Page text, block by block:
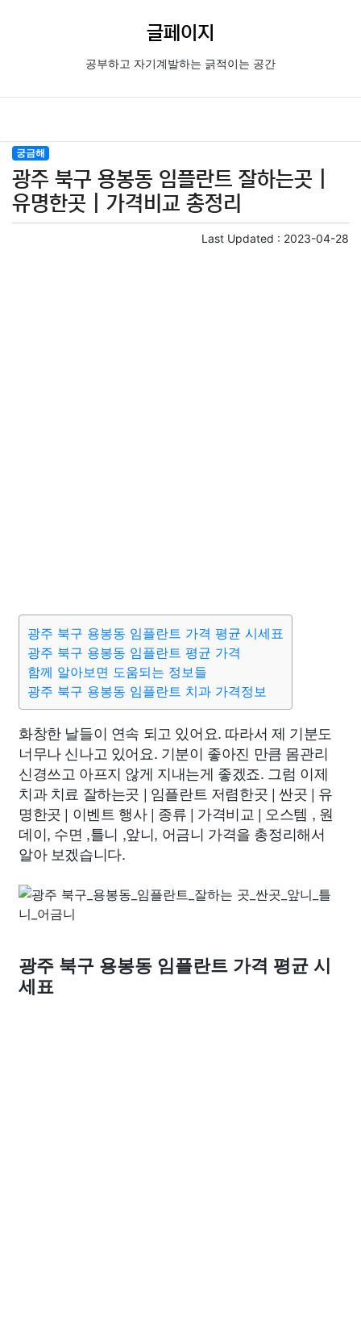
글페이지
공부하고 자기계발하는 긁적이는 공간
궁금해
광주 북구 용봉동 임플란트 잘하는곳 |
유명한곳 | 가격비교 총정리
Last Updated : 2023-04-28
광주 북구 용봉동 임플란트 가격 평균 시세표
광주 북구 용봉동 임플란트 평균 가격
함께 알아보면 도움되는 정보들
광주 북구 용봉동 임플란트 치과 가격정보
화창한 날들이 연속 되고 있어요. 따라서 제 기분도
너무나 신나고 있어요. 기분이 좋아진 만큼 몸관리
신경쓰고 아프지 않게 지내는게 좋겠죠. 그럼 이제
치과 치료 잘하는곳 | 임플란트 저렴한곳 | 싼곳 | 유
명한곳 | 이벤트 행사 | 종류 | 가격비교 | 오스템 , 원
데이, 수면 ,틀니 ,앞니, 어금니 가격을 총정리해서
알아 보겠습니다.
광주 북구 용봉동 임플란트 가격 평균 시
세표